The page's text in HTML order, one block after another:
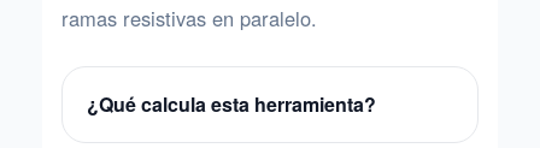
ramas resistivas en paralelo.
¿Qué calcula esta herramienta?